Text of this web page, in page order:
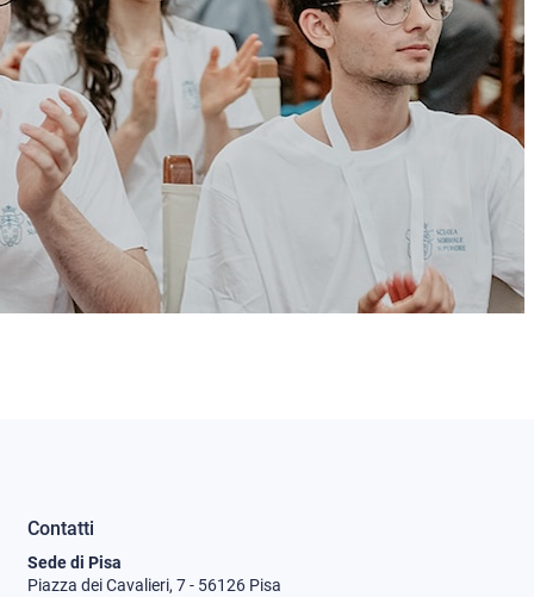
Contatti
Sede di Pisa
Piazza dei Cavalieri, 7 - 56126 Pisa